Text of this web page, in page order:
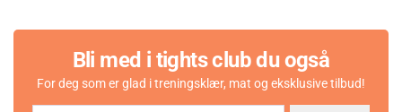
Bli med i tights club du også
For deg som er glad i treningsklær, mat og eksklusive tilbud!